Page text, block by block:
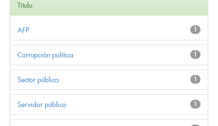
Título
1
AFP
1
Corrupción política
1
Sector público
1
Servidor público